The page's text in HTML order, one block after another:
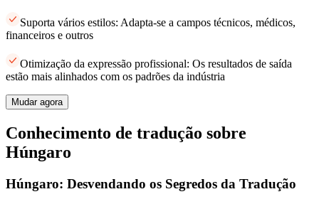
Suporta vários estilos: Adapta-se a campos técnicos, médicos,
financeiros e outros
Otimização da expressão profissional: Os resultados de saída
estão mais alinhados com os padrões da indústria
Mudar agora
Conhecimento de tradução sobre
Húngaro
Húngaro: Desvendando os Segredos da Tradução